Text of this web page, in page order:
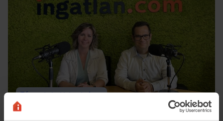
Támogatott tartalom